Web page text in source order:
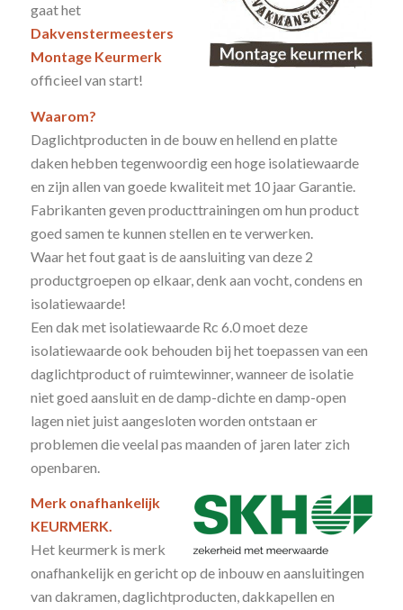
gaat het
Dakvenstermeesters
Montage Keurmerk
officieel van start!
Waarom?
Daglichtproducten in de bouw en hellend en platte
daken hebben tegenwoordig een hoge isolatiewaarde
en zijn allen van goede kwaliteit met 10 jaar Garantie.
Fabrikanten geven producttrainingen om hun product
goed samen te kunnen stellen en te verwerken.
Waar het fout gaat is de aansluiting van deze 2
productgroepen op elkaar, denk aan vocht, condens en
isolatiewaarde!
Een dak met isolatiewaarde Rc 6.0 moet deze
isolatiewaarde ook behouden bij het toepassen van een
daglichtproduct of ruimtewinner, wanneer de isolatie
niet goed aansluit en de damp-dichte en damp-open
lagen niet juist aangesloten worden ontstaan er
problemen die veelal pas maanden of jaren later zich
openbaren.
Merk onafhankelijk
KEURMERK.
Het keurmerk is merk
onafhankelijk en gericht op de inbouw en aansluitingen
van dakramen, daglichtproducten, dakkapellen en